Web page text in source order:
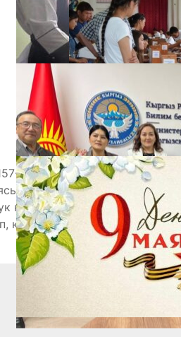
Жарлыгын ишке ашыруунун
жөнүндө» улуттук салт
каада-салттарды сактоо
көрүүчүлөргө өз өнөрлөрүн